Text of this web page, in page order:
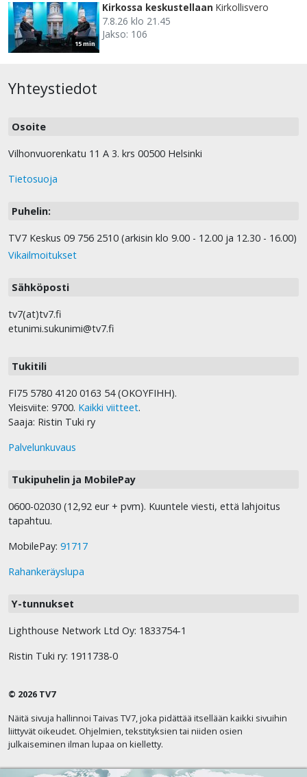
15 min
Kirkossa keskustellaan Kirkollisvero
7.8.26 klo 21.45
Jakso: 106
Yhteystiedot
Osoite
Vilhonvuorenkatu 11 A 3. krs 00500 Helsinki
Tietosuoja
Puhelin:
TV7 Keskus 09 756 2510 (arkisin klo 9.00 - 12.00 ja 12.30 - 16.00)
Vikailmoitukset
Sähköposti
tv7(at)tv7.fi
etunimi.sukunimi@tv7.fi
Tukitili
FI75 5780 4120 0163 54 (OKOYFIHH).
Yleisviite: 9700. Kaikki viitteet.
Saaja: Ristin Tuki ry
Palvelunkuvaus
Tukipuhelin ja MobilePay
0600-02030 (12,92 eur + pvm). Kuuntele viesti, että lahjoitus
tapahtuu.
MobilePay: 91717
Rahankeräyslupa
Y-tunnukset
Lighthouse Network Ltd Oy: 1833754-1
Ristin Tuki ry: 1911738-0
© 2026 TV7
Näitä sivuja hallinnoi Taivas TV7, joka pidättää itsellään kaikki sivuihin
liittyvät oikeudet. Ohjelmien, tekstityksien tai niiden osien
julkaiseminen ilman lupaa on kielletty.